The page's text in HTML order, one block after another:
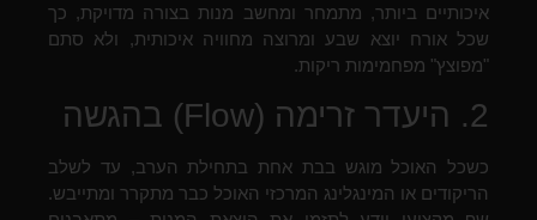
איכותיים ביותר, מתמחר ומחשב מנות בצורה מדויקת, כך
שכל אורח יוצא שבע ומרוצה מחוויה איכותית, ולא סתם
"מפוצץ" מפחמימות ריקות.
2. היעדר זרימה (Flow) בהגשה
כשכל האוכל מוגש בבת אחת בתחילת הערב, עד לשלב
הריקודים או המינגלינג המרכזי האוכל כבר מתקרר ומתייבש.